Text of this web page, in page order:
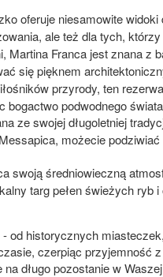
oferuje niesamowite
ale też dla tych,
Martina Franca jest znana
się pięknem
przyrody, ten
podwodnego
ze swojej długoletniej
możecie
swoją średniowieczną
targ pełen świeżych ryb
od historycznych
czerpiąc przyjemność
długo pozostanie w